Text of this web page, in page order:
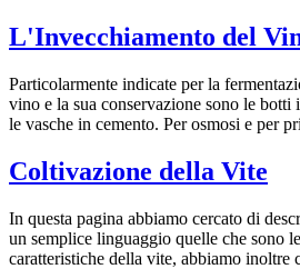
L'Invecchiamento del
Particolarmente indicate per la
vino e la sua conservazione sono le botti
le vasche in cemento. Per osmosi e per
Coltivazione della Vite
In questa pagina abbiamo cercato di
un semplice linguaggio quelle che sono le
caratteristiche della vite, abbiamo inoltre